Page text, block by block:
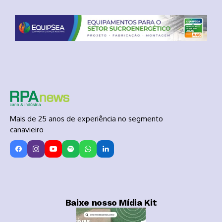
Mais de 25 anos de experiência no segmento
canavieiro
Baixe nosso Mídia Kit